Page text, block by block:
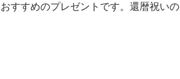
おすすめのプレゼントです。還暦祝い